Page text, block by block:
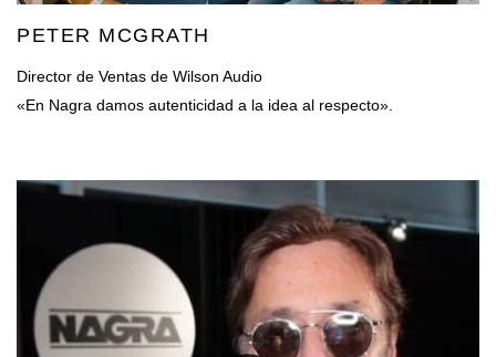
PETER MCGRATH
Director de Ventas de Wilson Audio
«En Nagra damos autenticidad a la idea al respecto».